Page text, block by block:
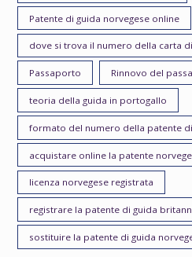
Patente di guida norvegese online
dove si trova il numero della carta
Passaporto Rinnovo del
teoria della guida in portogallo
formato del numero della patente
acquistare online la patente
licenza norvegese registrata
registrare la patente di guida
sostituire la patente di guida